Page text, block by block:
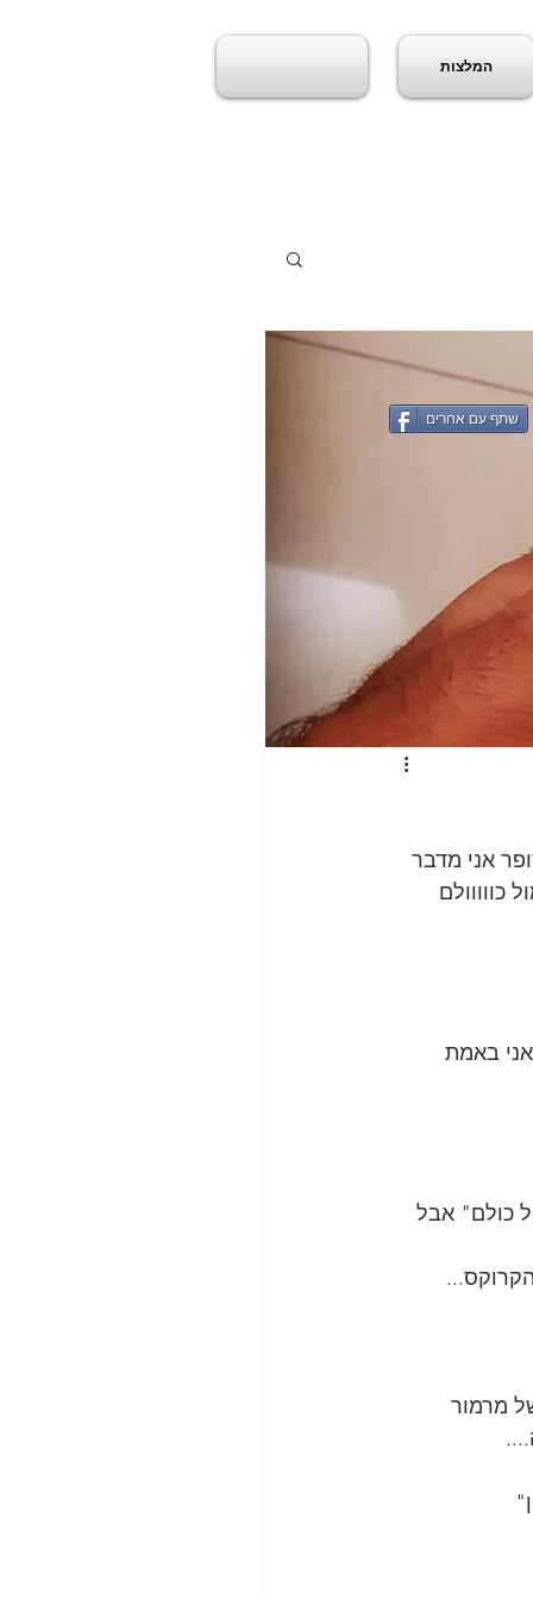
המלצות
אני מדבר
באמת
כולם" אבל
מרמור
שתף עם אחרים